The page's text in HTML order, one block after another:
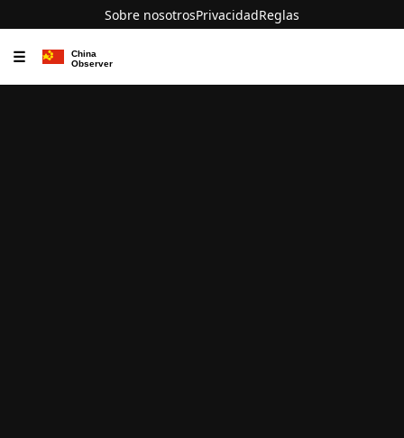
Sobre nosotrosPrivacidadReglas
☰